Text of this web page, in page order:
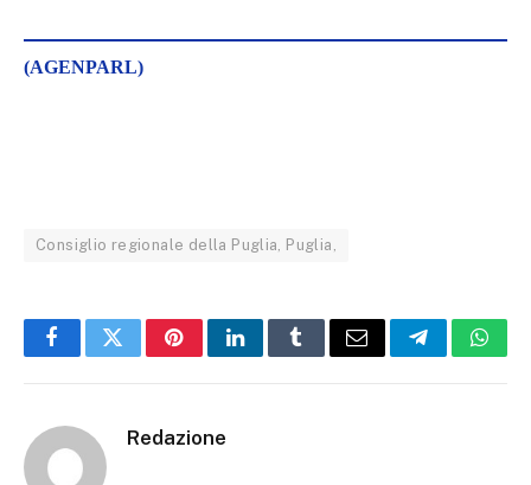
(AGENPARL)
Consiglio regionale della Puglia, Puglia,
FacebookTwitterPinterestLinkedInTumblrEmail Telegram
Redazione